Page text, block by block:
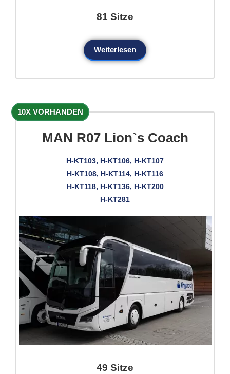
81 Sitze
Weiterlesen
10X VORHANDEN
MAN R07 Lion`s Coach
H-KT103, H-KT106, H-KT107
H-KT108, H-KT114, H-KT116
H-KT118, H-KT136, H-KT200
H-KT281
49 Sitze